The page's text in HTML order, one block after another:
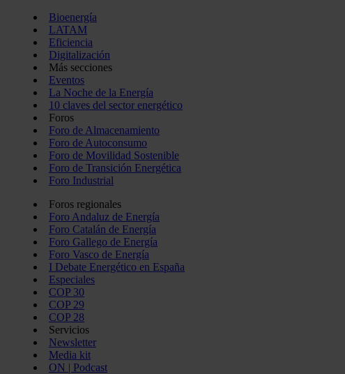
Bioenergía
LATAM
Eficiencia
Digitalización
Más secciones
Eventos
La Noche de la Energía
10 claves del sector energético
Foros
Foro de Almacenamiento
Foro de Autoconsumo
Foro de Movilidad Sostenible
Foro de Transición Energética
Foro Industrial
Foros regionales
Foro Andaluz de Energía
Foro Catalán de Energía
Foro Gallego de Energía
Foro Vasco de Energía
I Debate Energético en España
Especiales
COP 30
COP 29
COP 28
Servicios
Newsletter
Media kit
ON | Podcast